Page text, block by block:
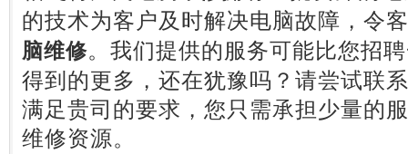
的技术为客户及时解决电脑故障，令
脑维修。我们提供的服务可能比您招
得到的更多，还在犹豫吗？请尝试联
满足贵司的要求，您只需承担少量的
维修资源。